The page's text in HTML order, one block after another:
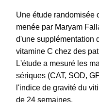
Une étude randomisée
menée par Maryam
d'une supplémentation
vitamine C chez des
L'étude a mesuré les
sériques (CAT, SOD,
l'indice de gravité du
de 24 semaines.